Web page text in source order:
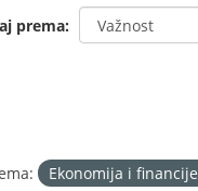
prema
Ekonomija i financije